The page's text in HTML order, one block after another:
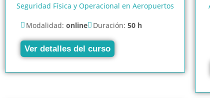
Seguridad Física y Operacional en Aeropuertos
Modalidad: online Duración: 50 h
Ver detalles del curso